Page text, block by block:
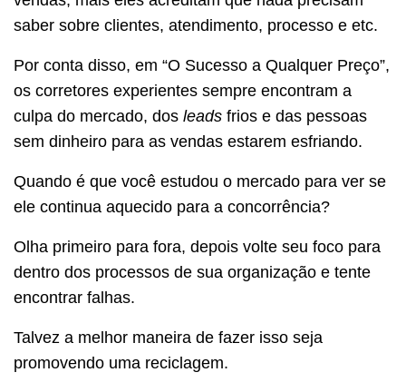
saber sobre clientes, atendimento, processo e etc.
Por conta disso, em “O Sucesso a Qualquer Preço”,
os corretores experientes sempre encontram a
culpa do mercado, dos leads frios e das pessoas
sem dinheiro para as vendas estarem esfriando.
Quando é que você estudou o mercado para ver se
ele continua aquecido para a concorrência?
Olha primeiro para fora, depois volte seu foco para
dentro dos processos de sua organização e tente
encontrar falhas.
Talvez a melhor maneira de fazer isso seja
promovendo uma reciclagem.